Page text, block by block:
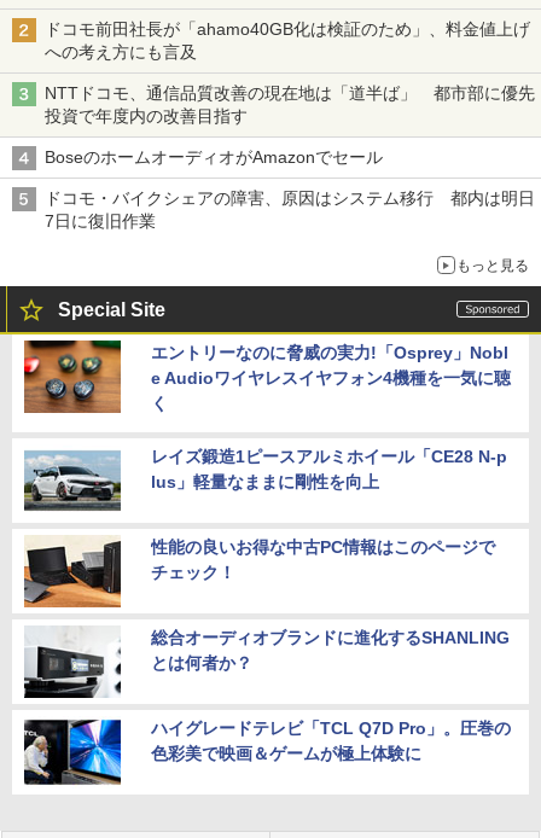
ドコモ前田社長が「ahamo40GB化は検証のため」、料金値上げ
への考え方にも言及
NTTドコモ、通信品質改善の現在地は「道半ば」 都市部に優先
投資で年度内の改善目指す
BoseのホームオーディオがAmazonでセール
ドコモ・バイクシェアの障害、原因はシステム移行 都内は明日
7日に復旧作業
もっと見る
Special Site
エントリーなのに脅威の実力!「Osprey」Nobl
e Audioワイヤレスイヤフォン4機種を一気に聴
く
レイズ鍛造1ピースアルミホイール「CE28 N-p
lus」軽量なままに剛性を向上
性能の良いお得な中古PC情報はこのページで
チェック！
総合オーディオブランドに進化するSHANLING
とは何者か？
ハイグレードテレビ「TCL Q7D Pro」。圧巻の
色彩美で映画＆ゲームが極上体験に